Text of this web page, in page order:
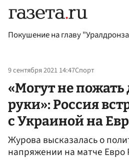
Покушение на главу
9 сентября 2021 14:47Спорт
«Могут не пожать
руки»: Россия
с Украиной на
Журова высказалась о
напряжении на матче Евро